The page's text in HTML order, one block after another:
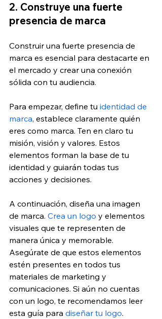
2. Construye una fuerte
presencia de marca
Construir una fuerte presencia de
marca es esencial para destacarte en
el mercado y crear una conexión
sólida con tu audiencia.
Para empezar, define tu identidad de
marca, establece claramente quién
eres como marca. Ten en claro tu
misión, visión y valores. Estos
elementos forman la base de tu
identidad y guiarán todas tus
acciones y decisiones.
A continuación, diseña una imagen
de marca. Crea un logo y elementos
visuales que te representen de
manera única y memorable.
Asegúrate de que estos elementos
estén presentes en todos tus
materiales de marketing y
comunicaciones. Si aún no cuentas
con un logo, te recomendamos leer
esta guía para diseñar tu logo.